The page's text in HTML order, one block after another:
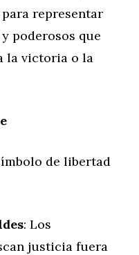
representar
poderosos que
la victoria o la
de libertad
: Los
justicia fuera